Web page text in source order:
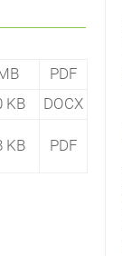
PDF
KB DOCX
KB PDF